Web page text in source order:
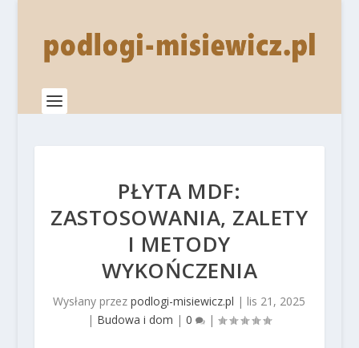
PŁYTA MDF:
ZASTOSOWANIA, ZALETY
I METODY
WYKOŃCZENIA
Wysłany przezpodlogi-misiewicz.pl | lis 21, 2025
| Budowa i dom |0 |